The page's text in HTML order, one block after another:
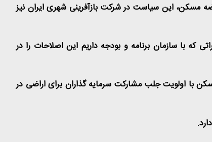
مسکن، این سیاست در شرکت بازآفرینی شهری ایران نیز
که با سازمان برنامه و بودجه داریم این اصلاحات را در
با اولویت جلب مشارکت سرمایه گذاران برای اراضی در